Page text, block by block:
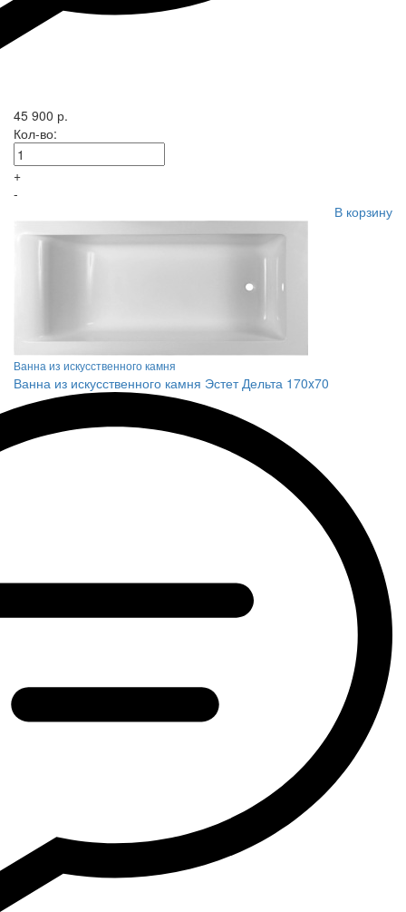
45 900 р.
Кол-во:
+
-
В корзину
Ванна из искусственного камня
Ванна из искусственного камня Эстет Дельта 170x70